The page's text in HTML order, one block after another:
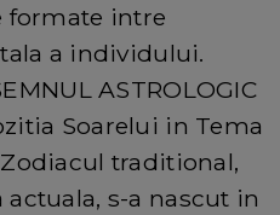
formate intre
a individului.
ASTROLOGIC
Soarelui in Tema
traditional,
s-a nascut in